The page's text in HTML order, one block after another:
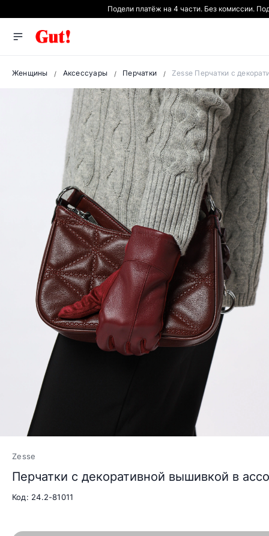
Подели платёж на 4 части. Без комиссии.
Женщины Аксессуары Перчатки Zesse Перчатки с
Zesse
Перчатки с декоративной вышивкой в
Код: 24.2-81011